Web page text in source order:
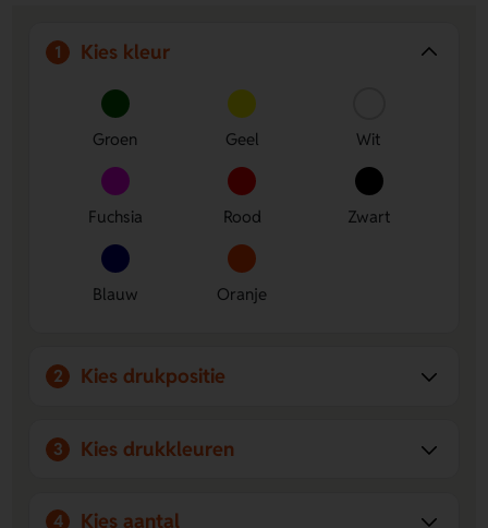
Ruimte voor jouw ontwerp
eigen ontwerp drukken op de Voorzijde of Achterzijde.
Keuze uit frisse kleuren
- Kies de kleur die past bij jouw
stijl of merk, zoals Groen, Geel of Fuchsia.
1 Kies kleur
Groen Geel Wit
Fuchsia Rood Zwart
Blauw Oranje
2 Kies drukpositie
3 Kies drukkleuren
4 Kies aantal